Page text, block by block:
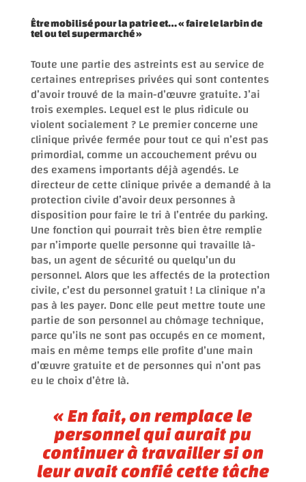
Être mobilisé pour la patrie et… « faire le larbin de
tel ou tel supermarché »
Toute une partie des astreints est au service de
certaines entreprises privées qui sont contentes
d’avoir trouvé de la main-d’œuvre gratuite. J’ai
trois exemples. Lequel est le plus ridicule ou
violent socialement ? Le premier concerne une
clinique privée fermée pour tout ce qui n’est pas
primordial, comme un accouchement prévu ou
des examens importants déjà agendés. Le
directeur de cette clinique privée a demandé à la
protection civile d’avoir deux personnes à
disposition pour faire le tri à l’entrée du parking.
Une fonction qui pourrait très bien être remplie
par n’importe quelle personne qui travaille là-
bas, un agent de sécurité ou quelqu’un du
personnel. Alors que les affectés de la protection
civile, c’est du personnel gratuit ! La clinique n’a
pas à les payer. Donc elle peut mettre toute une
partie de son personnel au chômage technique,
parce qu’ils ne sont pas occupés en ce moment,
mais en même temps elle profite d’une main
d’œuvre gratuite et de personnes qui n’ont pas
eu le choix d’être là.
«En fait, on remplace le
personnel qui aurait pu
continuer à travailler si on
leur avait confié cette tâche